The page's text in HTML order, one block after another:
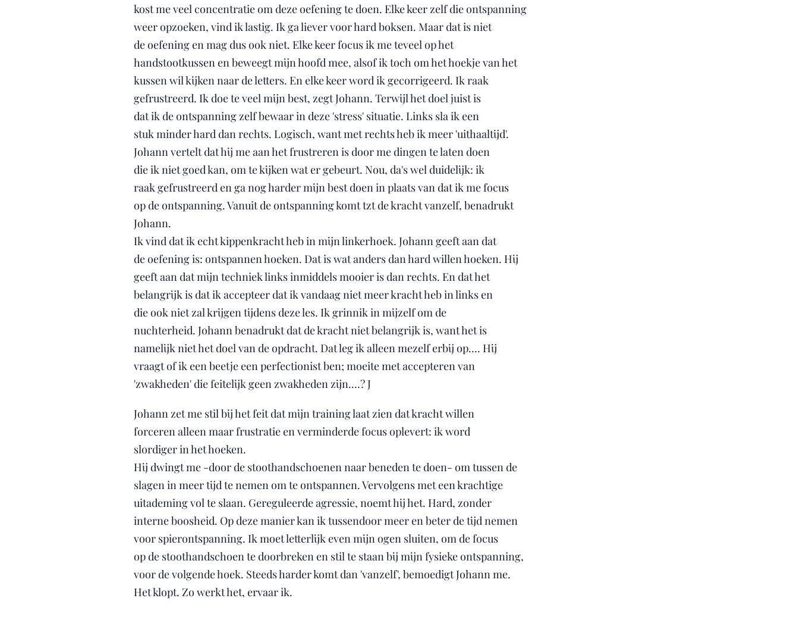
kost me veel concentratie om deze oefening te doen. Elke keer zelf die ontspanning
weer opzoeken, vind ik lastig. Ik ga liever voor hard boksen. Maar dat is niet
de oefening en mag dus ook niet. Elke keer focus ik me teveel op het
handstootkussen en beweegt mijn hoofd mee, alsof ik toch om het hoekje van het
kussen wil kijken naar de letters. En elke keer word ik gecorrigeerd. Ik raak
gefrustreerd. Ik doe te veel mijn best, zegt Johann. Terwijl het doel juist is
dat ik de ontspanning zelf bewaar in deze 'stress' situatie. Links sla ik een
stuk minder hard dan rechts. Logisch, want met rechts heb ik meer 'uithaaltijd'.
Johann vertelt dat hij me aan het frustreren is door me dingen te laten doen
die ik niet goed kan, om te kijken wat er gebeurt. Nou, da's wel duidelijk: ik
raak gefrustreerd en ga nog harder mijn best doen in plaats van dat ik me focus
op de ontspanning. Vanuit de ontspanning komt tzt de kracht vanzelf, benadrukt
Johann.
Ik vind dat ik echt kippenkracht heb in mijn linkerhoek. Johann geeft aan dat
de oefening is: ontspannen hoeken. Dat is wat anders dan hard willen hoeken. Hij
geeft aan dat mijn techniek links inmiddels mooier is dan rechts. En dat het
belangrijk is dat ik accepteer dat ik vandaag niet meer kracht heb in links en
die ook niet zal krijgen tijdens deze les. Ik grinnik in mijzelf om de
nuchterheid. Johann benadrukt dat de kracht niet belangrijk is, want het is
namelijk niet het doel van de opdracht. Dat leg ik alleen mezelf erbij op.... Hij
vraagt of ik een beetje een perfectionist ben; moeite met accepteren van
'zwakheden' die feitelijk geen zwakheden zijn....? J
Johann zet me stil bij het feit dat mijn training laat zien dat kracht willen
forceren alleen maar frustratie en verminderde focus oplevert: ik word
slordiger in het hoeken.
Hij dwingt me -door de stoothandschoenen naar beneden te doen- om tussen de
slagen in meer tijd te nemen om te ontspannen. Vervolgens met een krachtige
uitademing vol te slaan. Gereguleerde agressie, noemt hij het. Hard, zonder
interne boosheid. Op deze manier kan ik tussendoor meer en beter de tijd nemen
voor spierontspanning. Ik moet letterlijk even mijn ogen sluiten, om de focus
op de stoothandschoen te doorbreken en stil te staan bij mijn fysieke ontspanning,
voor de volgende hoek. Steeds harder komt dan 'vanzelf', bemoedigt Johann me.
Het klopt. Zo werkt het, ervaar ik.